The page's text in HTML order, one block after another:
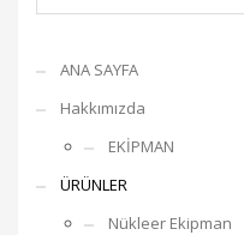
ANA SAYFA
Hakkımızda
EKİPMAN
ÜRÜNLER
Nükleer Ekipman